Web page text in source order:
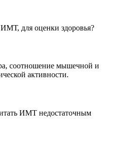
для оценки здоровья?
соотношение мышечной и
активности.
ИМТ недостаточным